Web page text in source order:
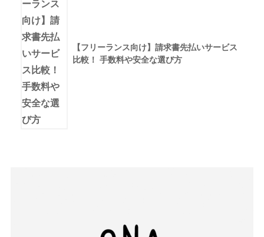
【フリーランス向け】請求書先払いサービス
比較！ 手数料や安全な選び方